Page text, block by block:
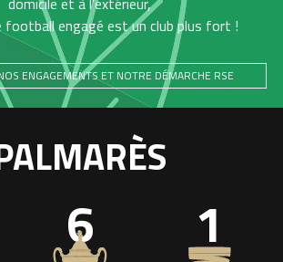
football engagé est un club plus fort !
ENGAGEMENTS ET NOTRE DÉMARCHE RSE
6 1